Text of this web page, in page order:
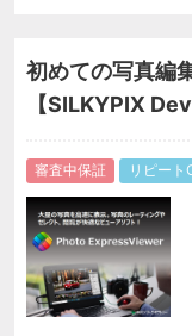
初めての写真編
【SILKYPIX
審査中保証 リピート